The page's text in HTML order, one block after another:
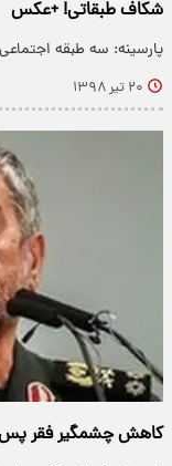
شکاف طبقاتی! +عکس
پارسینه: سه طبقه
۲۰ تیر ۱۳۹۸
کاهش چشمگیر فقر پس